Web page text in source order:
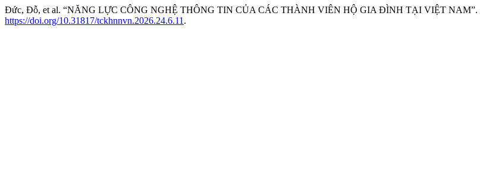
Đức, Đỗ, et al. “NĂNG LỰC CÔNG NGHỆ THÔNG TIN CỦA CÁC THÀNH VIÊN HỘ GIA ĐÌNH TẠI VIỆT NAM”.
https://doi.org/10.31817/tckhnnvn.2026.24.6.11 .